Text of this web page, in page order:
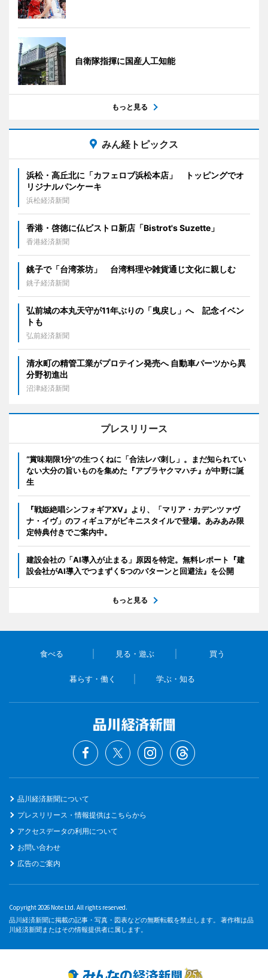
自衛隊指揮に国産人工知能
もっと見る
みん経トピックス
浜松・高丘北に「カフェロブ浜松本店」 トッピングでオ
リジナルパンケーキ
浜松経済新聞
香港・啓徳に仏ビストロ新店「Bistrot's Suzette」
香港経済新聞
銚子で「台湾茶坊」 台湾料理や雑貨通じ文化に親しむ
銚子経済新聞
弘前城の本丸天守が11年ぶりの「曳戻し」へ 記念イベン
トも
弘前経済新聞
清水町の精管工業がプロテイン発売へ 自動車パーツから異
分野初進出
沼津経済新聞
プレスリリース
“賞味期限1分”の生つくねに「合法レバ刺し」。まだ知られてい
ない大分の旨いものを集めた『アブラヤクマハチ』が中野に誕
生
『戦姫絶唱シンフォギアXV』より、「マリア・カデンツァヴ
ナ・イヴ」のフィギュアがビキニスタイルで登場。あみあみ限
定特典付きでご案内中。
建設会社の「AI導入が止まる」原因を特定。無料レポート『建
設会社がAI導入でつまずく5つのパターンと回避法』を公開
もっと見る
食べる 見る・遊ぶ 買う
暮らす・働く 学ぶ・知る
品川経済新聞について
プレスリリース・情報提供はこちらから
アクセスデータの利用について
お問い合わせ
広告のご案内
Copyright 2026 Note Ltd. All rights reserved.
品川経済新聞に掲載の記事・写真・図表などの無断転載を禁止します。 著作権は品
川経済新聞またはその情報提供者に属します。